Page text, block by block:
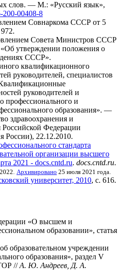
слов. — М.: «Русский язык»,
200-00408-8
Совнаркома СССР от 5
.
Совета Министров СССР
«Об утверждении положения о
СССР».
квалификационного
руководителей, специалистов
руководителей и
профессионального и
образования». —
здравоохранения и
Российской Федерации
России), 22.12.2010.
стандарта
организации высшего
2021 - docs.cntd.ru. docs.cntd.ru.
Архивировано 25 июля 2021 года.
университет, 2010, с. 616.
«О высшем и
образовании», статья
образовательном учреждении
образования», раздел V
//А. Ю. Андреев Д. А.